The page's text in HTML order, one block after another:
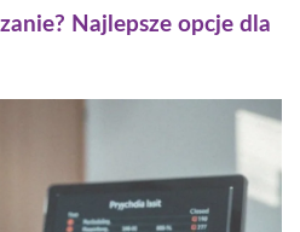
Najlepsze opcje dla